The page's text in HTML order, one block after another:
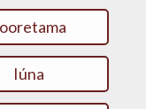
Iúna